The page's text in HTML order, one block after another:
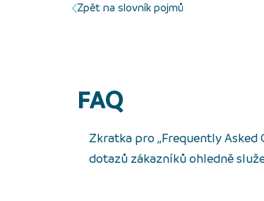
Zpět na slovník pojmů
FAQ
Zkratka pro „Frequently
dotazů zákazníků ohledně